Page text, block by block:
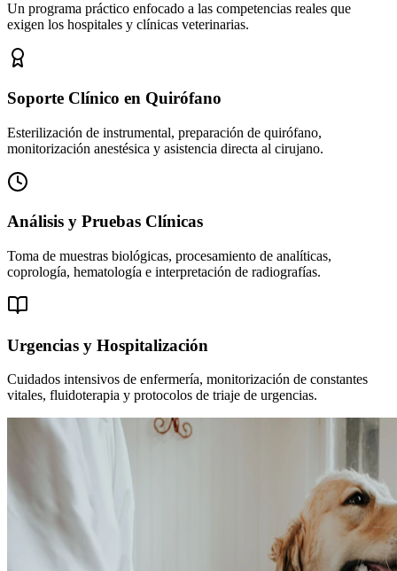
Un programa práctico enfocado a las competencias reales que
exigen los hospitales y clínicas veterinarias.
Soporte Clínico en Quirófano
Esterilización de instrumental, preparación de quirófano,
monitorización anestésica y asistencia directa al cirujano.
Análisis y Pruebas Clínicas
Toma de muestras biológicas, procesamiento de analíticas,
coprología, hematología e interpretación de radiografías.
Urgencias y Hospitalización
Cuidados intensivos de enfermería, monitorización de constantes
vitales, fluidoterapia y protocolos de triaje de urgencias.